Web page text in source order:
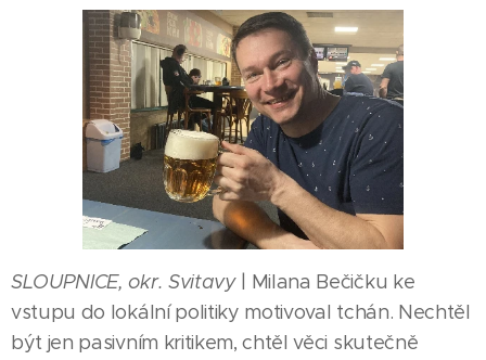
SLOUPNICE, okr. Svitavy| Milana Bečičku ke
vstupu do lokální politiky motivoval tchán. Nechtěl
být jen pasivním kritikem, chtěl věci skutečně